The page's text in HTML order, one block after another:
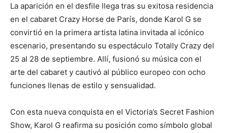
La aparición en el desfile llega tras su exitosa residencia
en el cabaret Crazy Horse de París, donde Karol G se
convirtió en la primera artista latina invitada al icónico
escenario, presentando su espectáculo Totally Crazy del
25 al 28 de septiembre. Allí, fusionó su música con el
arte del cabaret y cautivó al público europeo con ocho
funciones llenas de estilo y sensualidad.
Con esta nueva conquista en el Victoria’s Secret Fashion
Show, Karol G reafirma su posición como símbolo global